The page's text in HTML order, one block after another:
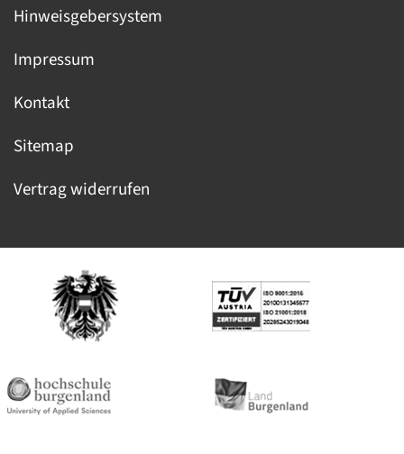
Hinweisgebersystem
Impressum
Kontakt
Sitemap
Vertrag widerrufen